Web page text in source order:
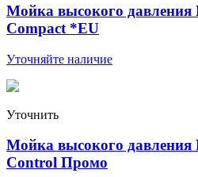
Мойка высокого
Compact *EU
Уточняйте наличие
Уточнить
Мойка высокого
Control Промо